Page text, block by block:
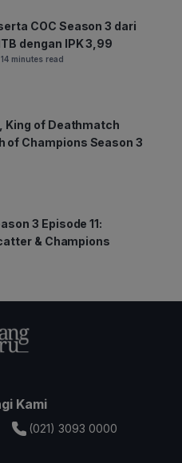
COC Season 3 dari
dengan IPK 3,99
14 minutes read
King of Deathmatch
of Champions Season 3
3 Episode 11:
& Champions
Kami
(021) 3093 0000